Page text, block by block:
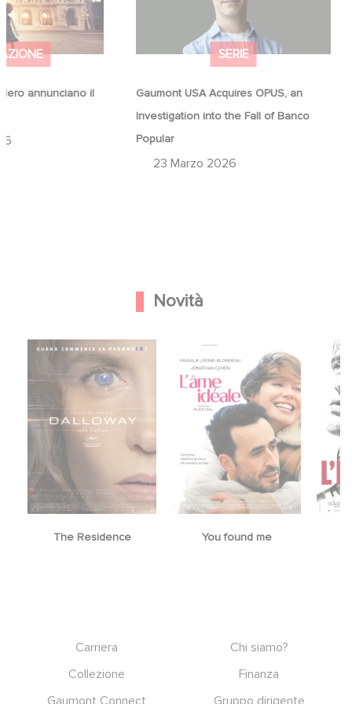
annunciano il
SERIE
Gaumont USA Acquires OPUS, an
Investigation into the Fall of Banco
Popular
23 Marzo 2026
Novità
The Residence You found me
Carriera
Chi siamo?
Collezione
Finanza
Gaumont Connect
Gruppo dirigente